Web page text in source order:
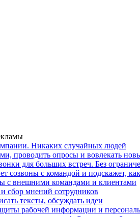
Никаких случайных людей
проводить опросы и вовлекать
для больших встреч. Без
созвоны с командой и подскажет,
с внешними командами и клиентами
сбор мнений сотрудников
тексты, обсуждать идеи
рабочей информации и